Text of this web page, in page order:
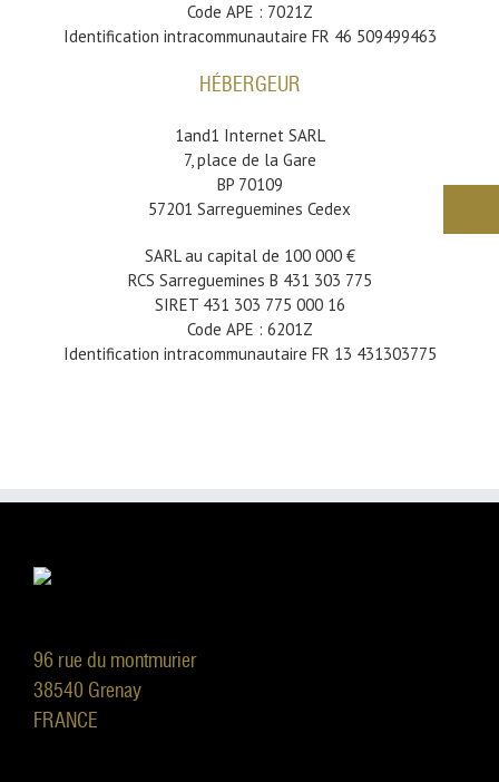
Code APE : 7021Z
Identification intracommunautaire FR 46 509499463
HÉBERGEUR
1and1 Internet SARL
7, place de la Gare
BP 70109
57201 Sarreguemines Cedex
SARL au capital de 100 000 €
RCS Sarreguemines B 431 303 775
SIRET 431 303 775 000 16
Code APE : 6201Z
Identification intracommunautaire FR 13 431303775
96 rue du montmurier
38540 Grenay
FRANCE